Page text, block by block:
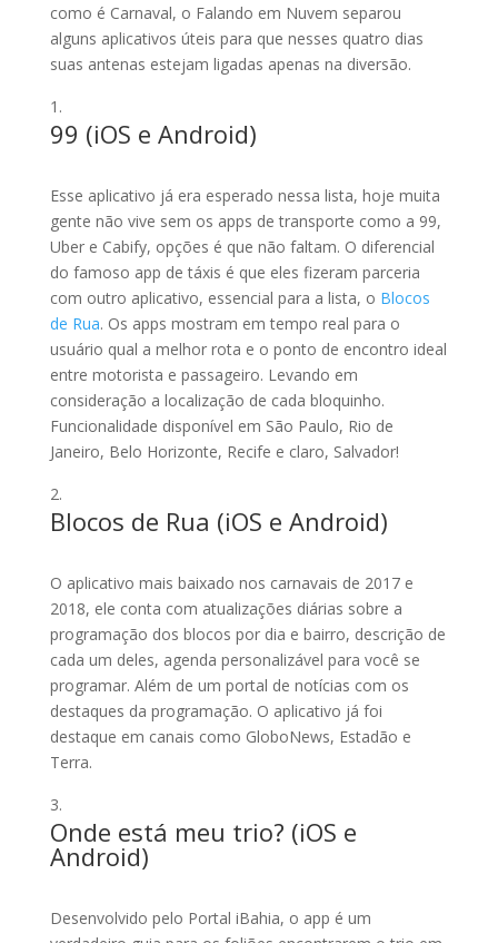
como é Carnaval, o Falando em Nuvem separou
alguns aplicativos úteis para que nesses quatro dias
suas antenas estejam ligadas apenas na diversão.
99 (iOS e Android)
Esse aplicativo já era esperado nessa lista, hoje muita
gente não vive sem os apps de transporte como a 99,
Uber e Cabify, opções é que não faltam. O diferencial
do famoso app de táxis é que eles fizeram parceria
com outro aplicativo, essencial para a lista, o Blocos
de Rua. Os apps mostram em tempo real para o
usuário qual a melhor rota e o ponto de encontro ideal
entre motorista e passageiro. Levando em
consideração a localização de cada bloquinho.
Funcionalidade disponível em São Paulo, Rio de
Janeiro, Belo Horizonte, Recife e claro, Salvador!
Blocos de Rua (iOS e Android)
O aplicativo mais baixado nos carnavais de 2017 e
2018, ele conta com atualizações diárias sobre a
programação dos blocos por dia e bairro, descrição de
cada um deles, agenda personalizável para você se
programar. Além de um portal de notícias com os
destaques da programação. O aplicativo já foi
destaque em canais como GloboNews, Estadão e
Terra.
Onde está meu trio? (iOS e
Android)
Desenvolvido pelo Portal iBahia, o app é um